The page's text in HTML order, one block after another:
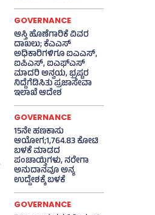
GOVERNANCE
ಆಸ್ತಿ ಹೊಣೆಗಾರಿಕೆ ವಿವರ
ದಾಖಲು; ಕೆಎಎಸ್
ಅಧಿಕಾರಿಗಳಿಗೂ ಐಎಎಸ್‌,
ಐಪಿಎಸ್‌, ಐಎಫ್‌ಎಸ್‌
ಮಾದರಿ ಅನ್ವಯ, ಭ್ರಷ್ಟರ
ನಿದ್ದೆಗೆಡಿಸಿತು ಪ್ರಜಾಸೇವಾ
ಇಲಾಖೆ ಆದೇಶ
GOVERNANCE
15ನೇ ಹಣಕಾಸು
ಆಯೋಗ;1,764.83 ಕೋಟಿ
ಬಳಕೆ ಮಾಡದ
ಪಂಚಾಯ್ತಿಗಳು, ನರೇಗಾ
ಅನುದಾನವೂ ಅನ್ಯ
ಉದ್ದೇಶಕ್ಕೆ ಬಳಕೆ
GOVERNANCE